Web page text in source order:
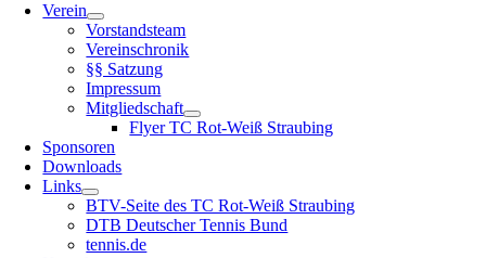
Verein
Vorstandsteam
Vereinschronik
§§ Satzung
Impressum
Mitgliedschaft
Flyer TC Rot-Weiß Straubing
Sponsoren
Downloads
Links
BTV-Seite des TC Rot-Weiß Straubing
DTB Deutscher Tennis Bund
tennis.de